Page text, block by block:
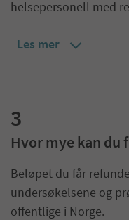
helsepersonell med
Les mer
3
Hvor mye kan du
Beløpet du får
undersøkelsene og
offentlige i Norge.